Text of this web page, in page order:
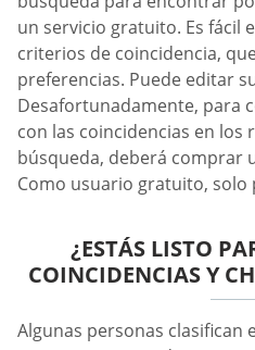
un servicio gratuito. Es fácil
criterios de coincidencia,
preferencias. Puede editar
Desafortunadamente, para
con las coincidencias en los
búsqueda, deberá comprar
Como usuario gratuito, solo
¿ESTÁS LISTO
COINCIDENCIAS Y
Algunas personas clasifican